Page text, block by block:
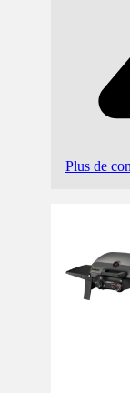
Plus de